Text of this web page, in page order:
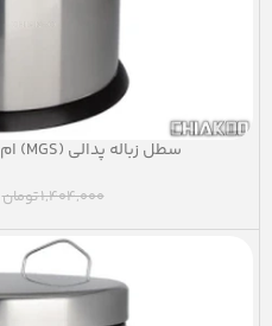
سطل زباله پدالی (MGS) ام جی اس ۱۲ لیتری کد Pb۶۰۲۲
1,404,000تومان